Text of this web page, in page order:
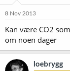
8 Nov 2013
Kan være CO2
om noen dager
loebrygg